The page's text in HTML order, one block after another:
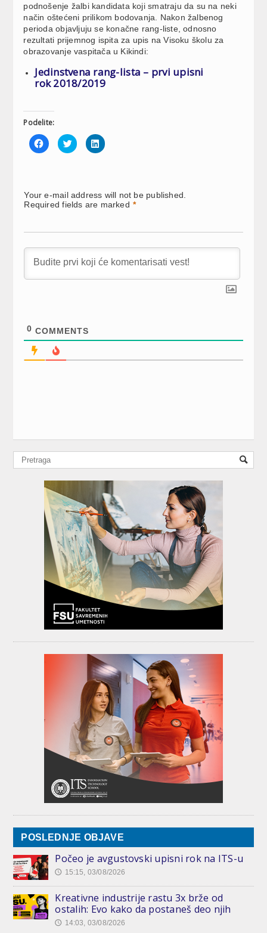
podnošenje žalbi kandidata koji smatraju da su na neki
način oštećeni prilikom bodovanja. Nakon žalbenog
perioda objavljuju se konačne rang-liste, odnosno
rezultati prijemnog ispita za upis na Visoku školu za
obrazovanje vaspitača u Kikindi:
Jedinstvena rang-lista – prvi upisni
rok 2018/2019
Podelite:
Click
to
share
new
window)
Click
to
share
new
window)
Click
to
new
window)
Your e-mail address will not be published.
Required fields are marked *
0 COMMENTS
POSLEDNJE OBJAVE
Počeo je avgustovski upisni rok na ITS-u
🕔 15:15, 03/08/2026
Kreativne industrije rastu 3x brže od
ostalih: Evo kako da postaneš deo njih
🕔 14:03, 03/08/2026